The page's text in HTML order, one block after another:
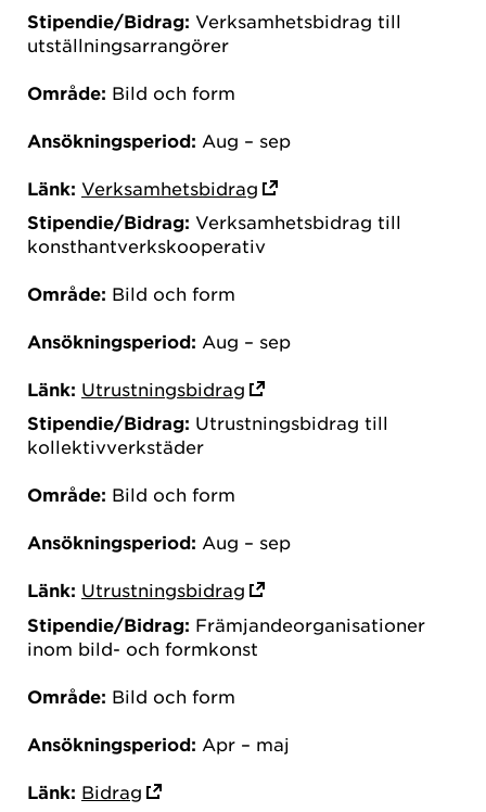
Stipendie/Bidrag: Verksamhetsbidrag till
utställningsarrangörer
Område: Bild och form
Ansökningsperiod: Aug – sep
Länk: Verksamhetsbidrag
Stipendie/Bidrag: Verksamhetsbidrag till
konsthantverkskooperativ
Område: Bild och form
Ansökningsperiod: Aug – sep
Länk: Utrustningsbidrag
Stipendie/Bidrag: Utrustningsbidrag till
kollektivverkstäder
Område: Bild och form
Ansökningsperiod: Aug – sep
Länk: Utrustningsbidrag
Stipendie/Bidrag: Främjandeorganisationer
inom bild- och formkonst
Område: Bild och form
Ansökningsperiod: Apr – maj
Länk: Bidrag